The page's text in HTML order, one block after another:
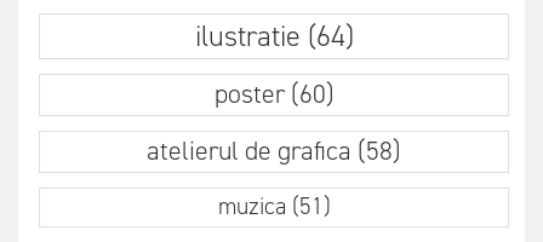
ilustratie (64)
poster (60)
atelierul de grafica (58)
muzica (51)